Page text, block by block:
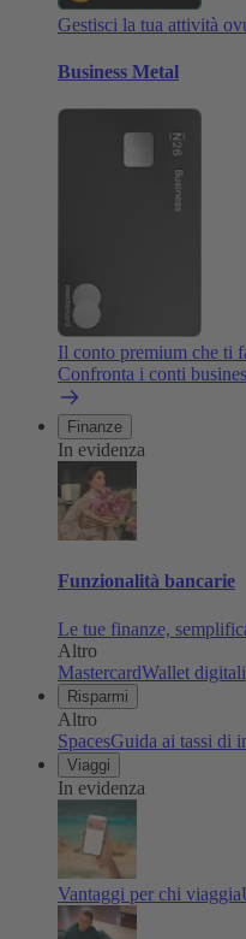
Gestisci la tua attività
Business Metal
Il conto premium che ti
Confronta i conti
Finanze
In evidenza
Funzionalità bancarie
Le tue finanze,
Altro
MastercardWallet digitali
Risparmi
Altro
SpacesGuida ai tassi di
Viaggi
In evidenza
Vantaggi per chi viaggia